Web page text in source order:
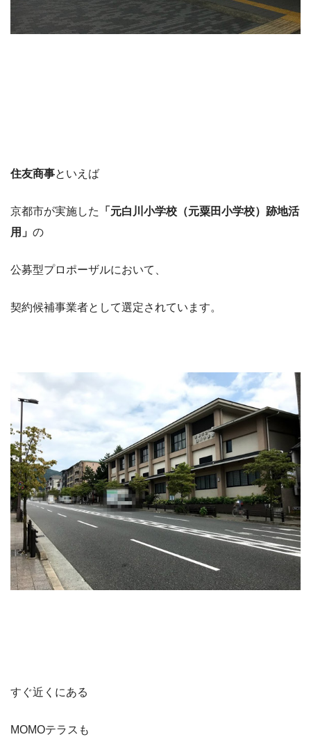
住友商事といえば
京都市が実施した
「元白川小学校（元粟田小学校）跡地活
用」 の
公募型プロポーザルにおいて、
契約候補事業者として選定されています。
すぐ近くにある
MOMOテラスも